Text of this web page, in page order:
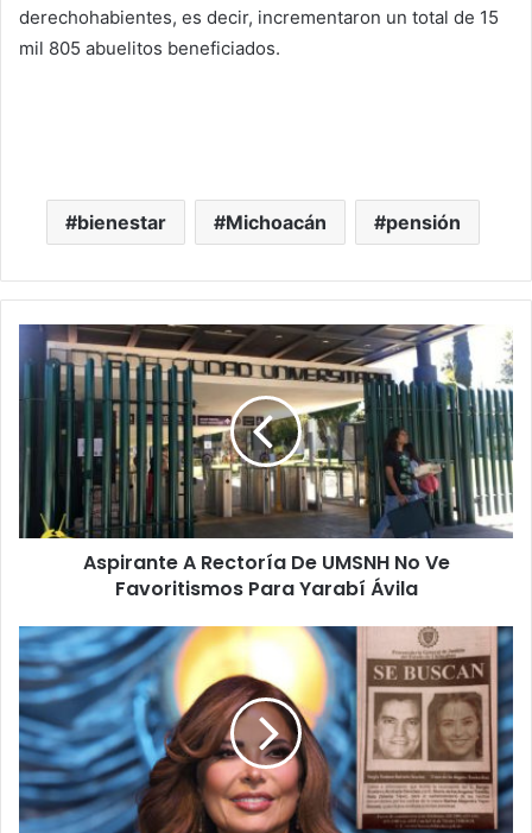
derechohabientes, es decir, incrementaron un total de 15
mil 805 abuelitos beneficiados.
bienestar Michoacán pensión
Aspirante
Rectoría
UMSNH
Favoritismos
Para
Aspirante A Rectoría De UMSNH No Ve
Favoritismos Para Yarabí Ávila
Gloria
Trevi
Envuelta
En
Una
Nueva
Denuncia
Por